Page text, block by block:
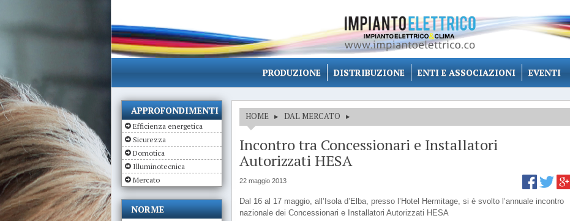
PRODUZIONE DISTRIBUZIONE ENTI E ASSOCIAZIONI EVENTI
HOME ▸ DAL MERCATO ▸
Incontro tra Concessionari e Installatori
Autorizzati HESA
22 maggio 2013
Dal 16 al 17 maggio, all’Isola d’Elba, presso l’Hotel Hermitage, si è svolto l’annuale incontro
nazionale dei Concessionari e Installatori Autorizzati HESA
APPROFONDIMENTI
Efficienza energetica
Sicurezza
Domotica
Illuminotecnica
Mercato
NORME